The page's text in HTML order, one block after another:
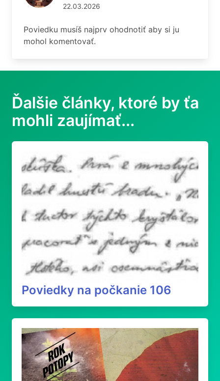
22.03.2026
Poviedku musíš najprv ohodnotiť aby si ju
mohol komentovať.
Ďalšie články, ktoré by ťa
mohli zaujímať...
Poviedky na počkanie 106